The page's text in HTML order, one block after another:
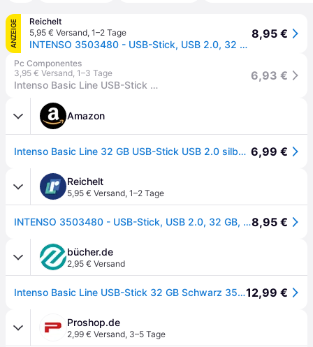
ANZEIGE
Reichelt
5,95 € Versand, 1–2 Tage
INTENSO 3503480 - USB-Stick, USB 2.0, 32 GB, Basic Line
8,95 €
Pc Componentes
3,95 € Versand, 1–3 Tage
Intenso Basic Line USB-Stick 32 GB USB Typ-A 2.0 Schwarz, Silber
6,93 €
Amazon
Intenso Basic Line 32 GB USB-Stick USB 2.0 silber/schwarz 6,99 €
Reichelt
5,95 € Versand, 1–2 Tage
INTENSO 3503480 - USB-Stick, USB 2.0, 32 GB, Basic Line8,95 €
bücher.de
2,95 € Versand
Intenso Basic Line USB-Stick 32 GB Schwarz 3503480 USB-A (USB 2.0)12,99 €
Proshop.de
2,99 € Versand, 3–5 Tage